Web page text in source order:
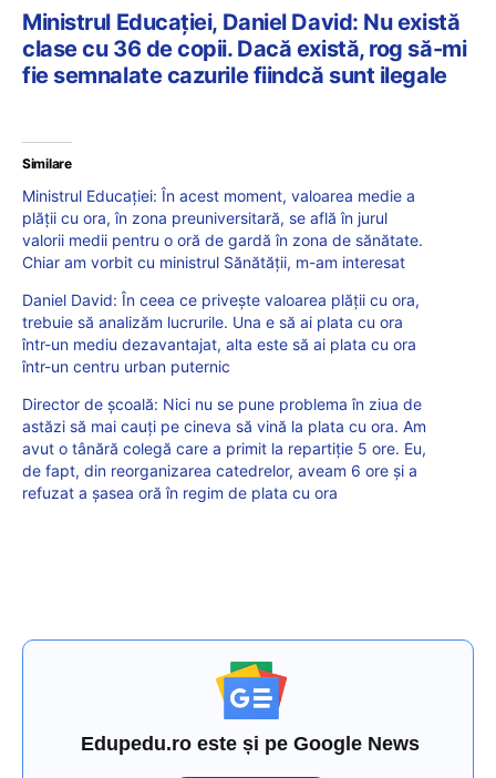
Ministrul Educației, Daniel David: Nu există
clase cu 36 de copii. Dacă există, rog să-mi
fie semnalate cazurile fiindcă sunt ilegale
Similare
Ministrul Educației: În acest moment, valoarea medie a
plății cu ora, în zona preuniversitară, se află în jurul
valorii medii pentru o oră de gardă în zona de sănătate.
Chiar am vorbit cu ministrul Sănătății, m-am interesat
Daniel David: În ceea ce privește valoarea plății cu ora,
trebuie să analizăm lucrurile. Una e să ai plata cu ora
într-un mediu dezavantajat, alta este să ai plata cu ora
într-un centru urban puternic
Director de școală: Nici nu se pune problema în ziua de
astăzi să mai cauți pe cineva să vină la plata cu ora. Am
avut o tânără colegă care a primit la repartiție 5 ore. Eu,
de fapt, din reorganizarea catedrelor, aveam 6 ore și a
refuzat a șasea oră în regim de plata cu ora
Edupedu.ro este și pe Google News